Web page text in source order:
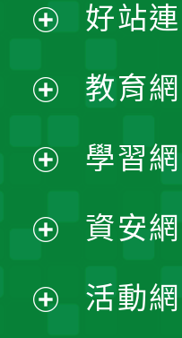
開
選
單
開
選
單
開
選
單
開
選
開
好站
教育
學習
資安
活動